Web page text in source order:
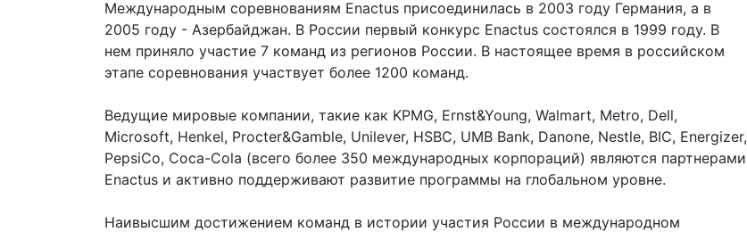
Международным соревнованиям Enactus присоединилась в 2003 году Германия, а в
2005 году - Азербайджан. В России первый конкурс Enactus состоялся в 1999 году. В
нем приняло участие 7 команд из регионов России. В настоящее время в российском
этапе соревнования участвует более 1200 команд.
Ведущие мировые компании, такие как KPMG, Ernst&Young, Walmart, Metro, Dell,
Microsoft, Henkel, Procter&Gamble, Unilever, HSBC, UMB Bank, Danone, Nestle, BIC, Energizer,
PepsiCo, Coca-Cola (всего более 350 международных корпораций) являются партнерами
Enactus и активно поддерживают развитие программы на глобальном уровне.
Наивысшим достижением команд в истории участия России в международном